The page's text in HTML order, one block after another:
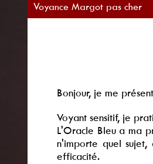
Voyance Margot pas cher
Bonjour, je me
Voyant sensitif, je
L'Oracle Bleu a ma
n'importe quel
efficacité.